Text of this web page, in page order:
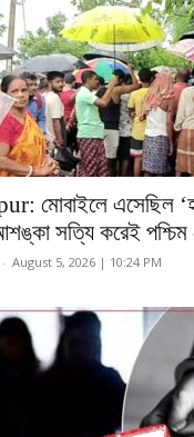
মোবাইলে এসেছিল
সত্যি করেই পশ্চিম
- August 5, 2026 | 10:24 PM